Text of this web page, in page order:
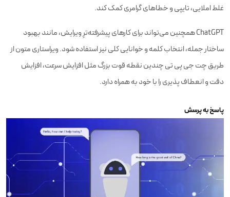
غلط املایی، تایپی و خطاهای گرامری کمک کند.
ChatGPT همچنین می‌تواند برای کارهای پیشرفته‌ترِ ویرایش، مانند بهبود
ساختار جمله، انتخاب کلمه و خوانایی کلی نیز استفاده شود. ویراستاری متون از
طریق چت جی پی تی چندین نقطه قوت بزرگ مثل افزایش سرعت، افزایش
دقت و انعطاف پذیری را با خود به همراه دارد.
پاسخ به پرسش